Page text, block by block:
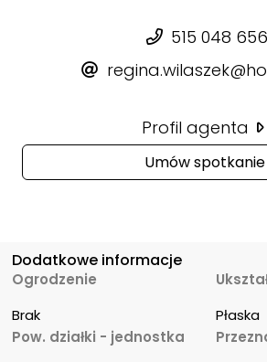
515 048 656
Profil agenta
Umów spotkanie
Dodatkowe informacje
Ogrodzenie
Brak
Płaska
Pow. działki - jednostka